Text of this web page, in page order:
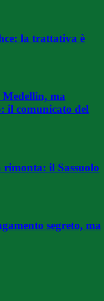
la trattativa è
ma
il comunicato del
il Sassuolo
segreto, ma